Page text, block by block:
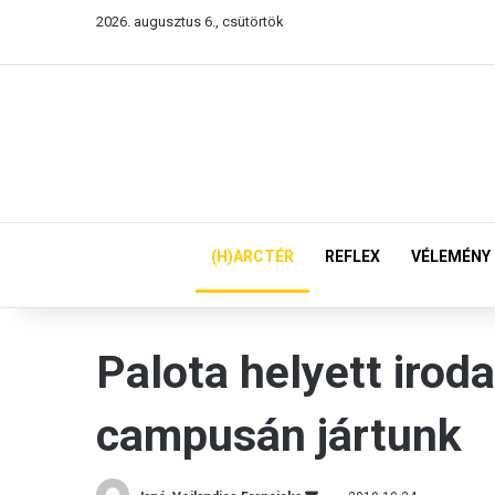
2026. augusztus 6., csütörtök
(H)ARCTÉR REFLEX VÉLEMÉNY
Palota helyett
campusán jártunk